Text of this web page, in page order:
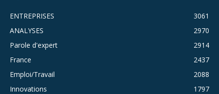
ENTREPRISES
3061
ANALYSES
2970
Parole d'expert
2914
France
2437
Emploi/Travail
2088
Innovations
1797